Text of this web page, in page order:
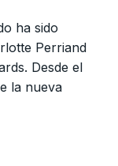
ha sido
Perriand
Desde el
la nueva